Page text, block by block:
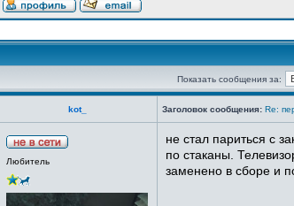
Показать сообщения за:
kot_ Заголовок сообщения: Re:
Любитель
не стал париться с
по стаканы.
заменено в сборе и